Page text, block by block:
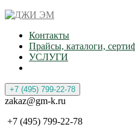
Контакты
Прайсы, каталоги,
УСЛУГИ
+7 (495) 799-22-78
zakaz@gm-k.ru
+7 (495) 799-22-78